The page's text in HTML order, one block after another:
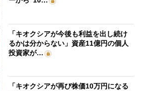
「キオクシアが今後も利益を出し続け
るかは分からない」資産11億円の個人
投資家が…
「キオクシアが再び株価10万円になる